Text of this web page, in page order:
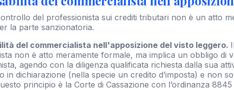
del professionista sui crediti tributari non è un atto
la parte sanzionatoria.
del commercialista nell'apposizione del visto leggero.
non è atto meramente formale, ma implica un obbligo di
agendo con la diligenza qualificata richiesta dalla sua
in dichiarazione (nella specie un credito d’imposta) e non
principio è la Corte di Cassazione con l’ordinanza 8845